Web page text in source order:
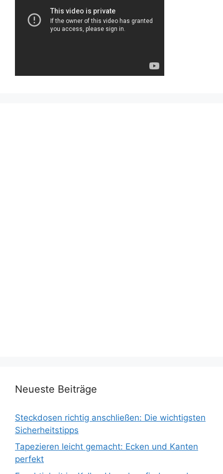
Neueste Beiträge
Steckdosen richtig anschließen: Die wichtigsten
Sicherheitstipps
Tapezieren leicht gemacht: Ecken und Kanten
perfekt